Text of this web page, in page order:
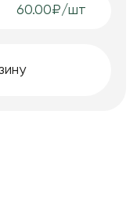
60.00₽/шт